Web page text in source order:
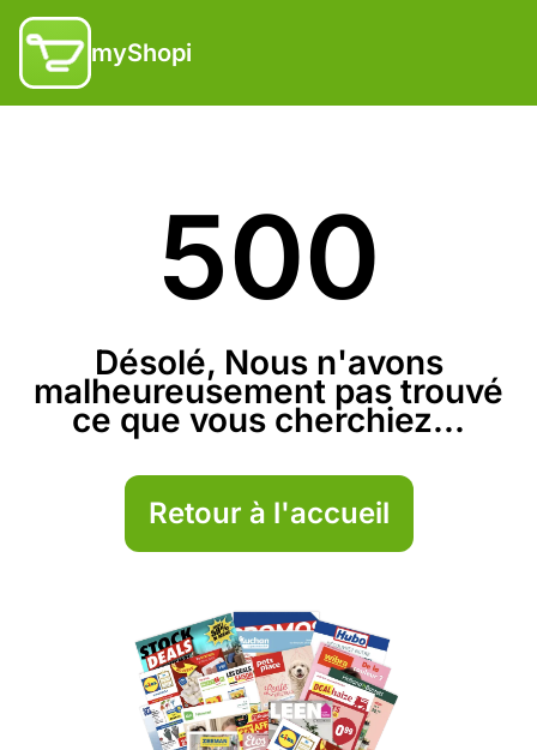
myShopi
500
Désolé, Nous n'avons
malheureusement pas trouvé
ce que vous cherchiez...
Retour à l'accueil